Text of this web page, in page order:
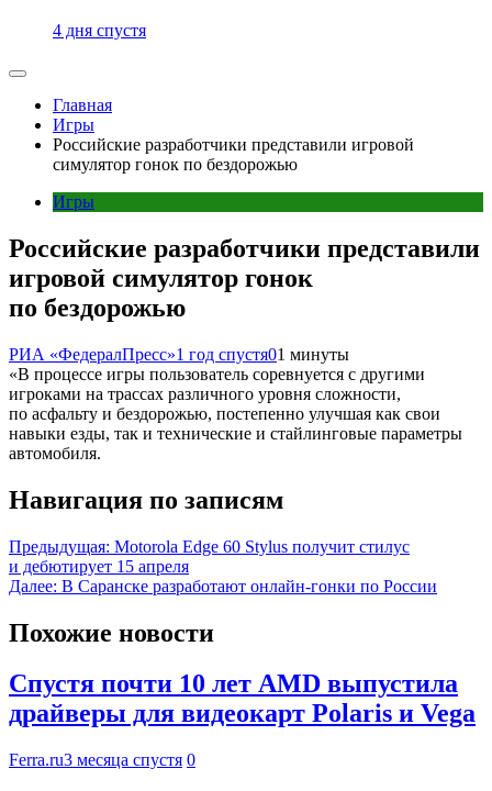
4 дня спустя
Главная
Игры
Российские разработчики представили игровой
симулятор гонок по бездорожью
Игры
Российские разработчики представили
игровой симулятор гонок
по бездорожью
РИА «ФедералПресс»1 год спустя01 минуты
«В процессе игры пользователь соревнуется с другими
игроками на трассах различного уровня сложности,
по асфальту и бездорожью, постепенно улучшая как свои
навыки езды, так и технические и стайлинговые параметры
автомобиля.
Навигация по записям
Предыдущая: Motorola Edge 60 Stylus получит стилус
и дебютирует 15 апреля
Далее: В Саранске разработают онлайн-гонки по России
Похожие новости
Cпустя почти 10 лет AMD выпустила
драйверы для видеокарт Polaris и Vega
Ferra.ru3 месяца спустя 0